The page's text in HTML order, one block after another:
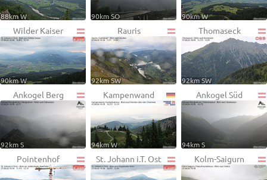
88km W 90km SO 90km W
Wilder Kaiser
90km W
Rauris
92km SW
Thomaseck
92km SW
Ankogel Berg
92km S
Kampenwand
94km W
Ankogel Süd
94km S
Pointenhof St. Johann i.T. Ost Kolm-Saigurn